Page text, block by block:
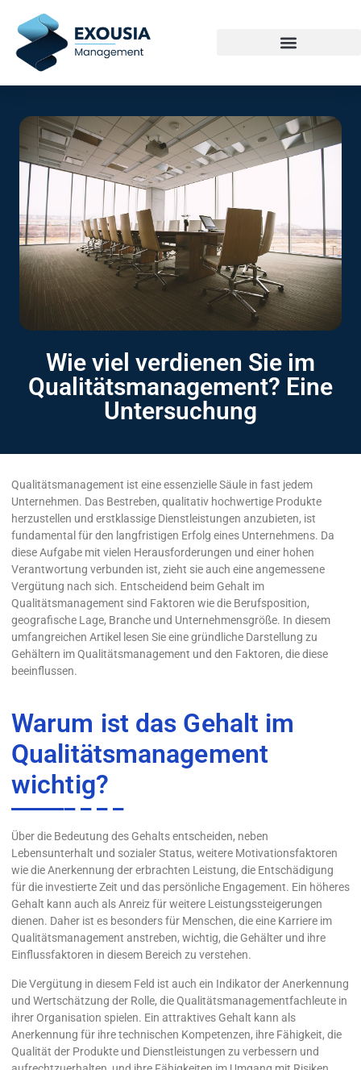
Wie viel verdienen Sie im
Qualitätsmanagement? Eine
Untersuchung
Qualitätsmanagement ist eine essenzielle Säule in fast jedem
Unternehmen. Das Bestreben, qualitativ hochwertige Produkte
herzustellen und erstklassige Dienstleistungen anzubieten, ist
fundamental für den langfristigen Erfolg eines Unternehmens. Da
diese Aufgabe mit vielen Herausforderungen und einer hohen
Verantwortung verbunden ist, zieht sie auch eine angemessene
Vergütung nach sich. Entscheidend beim Gehalt im
Qualitätsmanagement sind Faktoren wie die Berufsposition,
geografische Lage, Branche und Unternehmensgröße. In diesem
umfangreichen Artikel lesen Sie eine gründliche Darstellung zu
Gehältern im Qualitätsmanagement und den Faktoren, die diese
beeinflussen.
Warum ist das Gehalt im
Qualitätsmanagement
wichtig?
Über die Bedeutung des Gehalts entscheiden, neben
Lebensunterhalt und sozialer Status, weitere Motivationsfaktoren
wie die Anerkennung der erbrachten Leistung, die Entschädigung
für die investierte Zeit und das persönliche Engagement. Ein höheres
Gehalt kann auch als Anreiz für weitere Leistungssteigerungen
dienen. Daher ist es besonders für Menschen, die eine Karriere im
Qualitätsmanagement anstreben, wichtig, die Gehälter und ihre
Einflussfaktoren in diesem Bereich zu verstehen.
Die Vergütung in diesem Feld ist auch ein Indikator der Anerkennung
und Wertschätzung der Rolle, die Qualitätsmanagementfachleute in
ihrer Organisation spielen. Ein attraktives Gehalt kann als
Anerkennung für ihre technischen Kompetenzen, ihre Fähigkeit, die
Qualität der Produkte und Dienstleistungen zu verbessern und